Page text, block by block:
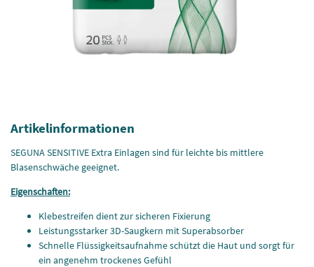
Artikelinformationen
SEGUNA SENSITIVE Extra Einlagen sind für leichte bis mittlere
Blasenschwäche geeignet.
Eigenschaften:
Klebestreifen dient zur sicheren Fixierung
Leistungsstarker 3D-Saugkern mit Superabsorber
Schnelle Flüssigkeitsaufnahme schützt die Haut und sorgt für
ein angenehm trockenes Gefühl